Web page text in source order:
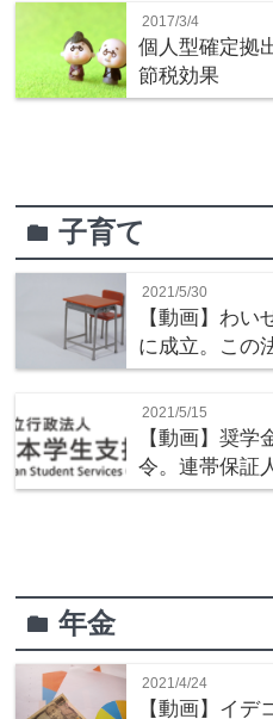
2017/3/4
個人型確定拠
節税効果
folder子育て
2021/5/30
【動画】わ
に成立。この
2021/5/15
【動画】奨
令。連帯保証
folder年金
2021/4/24
【動画】イデ